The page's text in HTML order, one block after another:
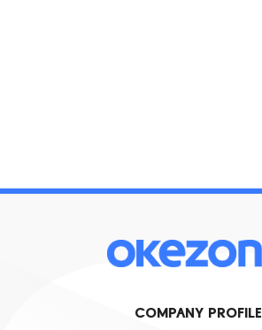
COMPANY PROFILE